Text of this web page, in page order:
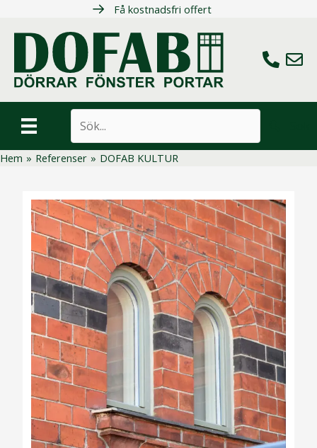
innehåll
Få kostnadsfri offert
Ring oss
Maila
Hem » Referenser » DOFAB KULTUR